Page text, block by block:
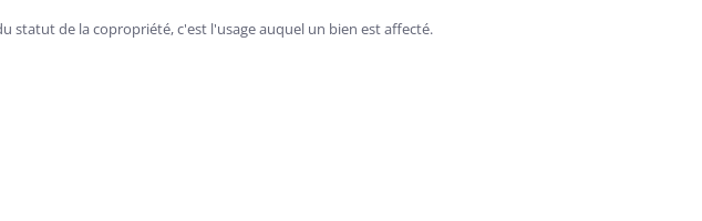
statut de la copropriété, c'est l'usage auquel un bien est affecté.